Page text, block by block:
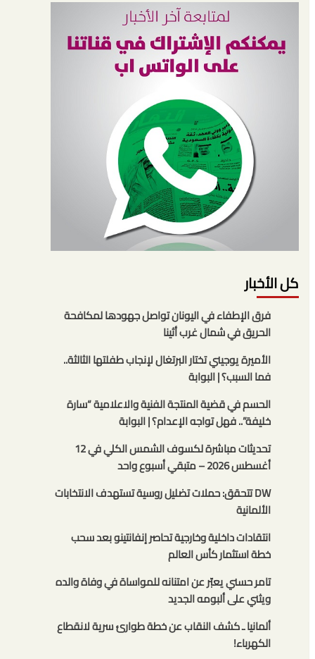
كل الأخبار
فرق الإطفاء في اليونان تواصل جهودها لمكافحة
الحريق في شمال غرب أثينا
الأميرة يوجيني تختار البرتغال لإنجاب طفلتها الثالثة..
فما السبب؟ | البوابة
الحسم في قضية المنتجة الفنية والاعلامية “سارة
خليفة”.. فهل تواجه الإعدام؟ | البوابة
تحديثات مباشرة لكسوف الشمس الكلي في 12
أغسطس 2026 – متبقي أسبوع واحد
DW تتحقق: حملات تضليل روسية تستهدف الانتخابات
الألمانية
انتقادات داخلية وخارجية تحاصر إنفانتينو بعد سحب
خطة استثمار كأس العالم
تامر حسني يعبّر عن امتنانه للمواساة في وفاة والده
ويثني على ألبومه الجديد
ألمانيا ـ كشف النقاب عن خطة طوارئ سرية لانقطاع
الكهرباء!